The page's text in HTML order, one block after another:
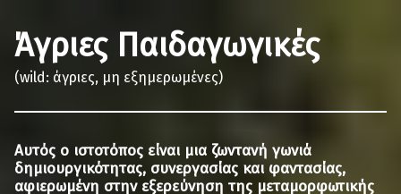
Άγριες Παιδαγωγικές
(wild: άγριες, μη εξημερωμένες)
Αυτός ο ιστοτόπος είναι μια ζωντανή γωνιά
δημιουργικότητας, συνεργασίας και φαντασίας,
αφιερωμένη στην εξερεύνηση της μεταμορφωτικής